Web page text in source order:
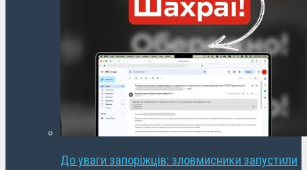
До уваги запоріжців: зловмисники запустили